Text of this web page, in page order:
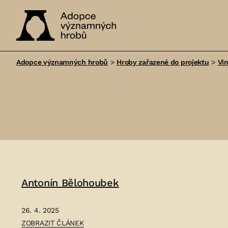
významných
Adopce významných hrobů > Hroby zařazené do projektu >
Antonín Bělohoubek
26. 4. 2025
ČLÁNEK:
ZOBRAZIT ČLÁNEK